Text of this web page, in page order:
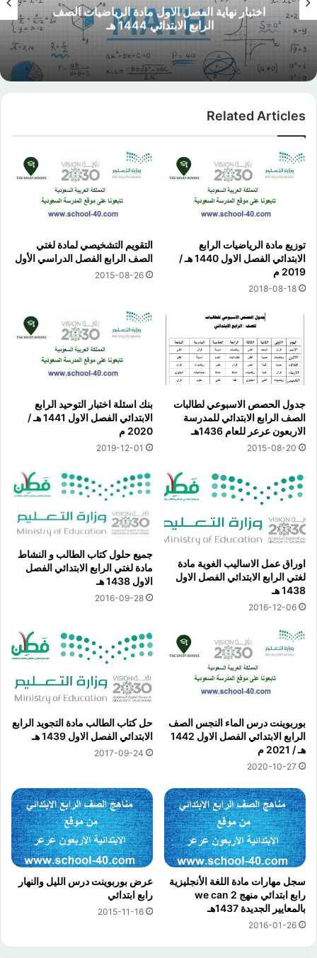
اختبار نهاية الفصل الاول مادة الرياضيات الصف
الرابع الابتدائي 1444 هـ
Related Articles
توزيع مادة الرياضيات الرابع
الابتدائي الفصل الاول 1440 هـ /
2019 م
2018-08-18
التقويم التشخيصي لمادة لغتي
الصف الرابع الفصل الدراسي الأول
2015-08-26
جدول الحصص الاسبوعي لطالبات
الصف الرابع الابتدائي للمدرسة
الاربعون عرعر للعام 1436هـ
2015-08-20
بنك اسئلة اختبار التوحيد الرابع
الابتدائي الفصل الاول 1441 هـ /
2020 م
2019-12-01
اوراق عمل الاساليب الغوية مادة
لغتي الرابع الابتدائي الفصل الاول
1438 هـ
2016-12-06
جميع حلول كتاب الطالب و النشاط
مادة لغتي الرابع الابتدائي الفصل
الاول 1438 هـ
2016-09-28
بوربوينت درس الماء النجس الصف
الرابع الابتدائي الفصل الاول 1442
هـ / 2021 م
2020-10-27
حل كتاب الطالب مادة التجويد الرابع
الابتدائي الفصل الاول 1439 هـ
2017-09-24
سجل مهارات مادة اللغة الأنجليزية
رابع ابتدائي منهج we can 2
بالمعايير الجديدة 1437هـ
2016-01-26
عرض بوربوينت درس الليل والنهار
رابع ابتدائي
2015-11-16